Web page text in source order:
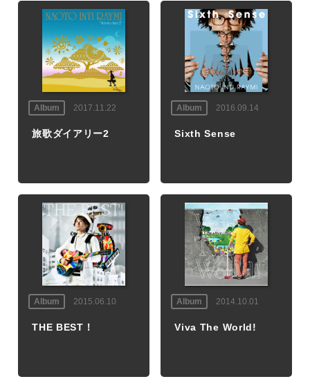
Album 2017.11.22
旅歌ダイアリー2
Album 2016.09.14
Sixth Sense
Album 2015.06.10
THE BEST！
Album 2014.10.01
Viva The World!